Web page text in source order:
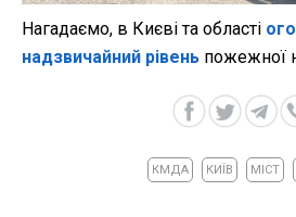
Нагадаємо, в Києві та області
надзвичайний рівень пожежної
КМДА КИЇВ МІСТ